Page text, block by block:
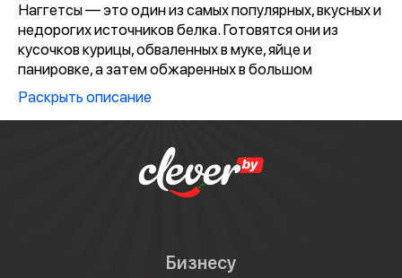
Наггетсы — это один из самых популярных, вкусных и
недорогих источников белка. Готовятся они из
кусочков курицы, обваленных в муке, яйце и
панировке, а затем обжаренных в большом
количестве масла. Благодаря такому способу
приготовления мясо внутри остаётся сочным, а
Раскрыть описание
Бизнесу